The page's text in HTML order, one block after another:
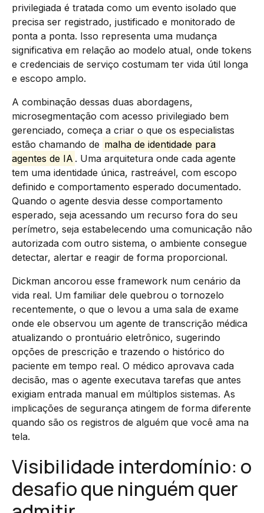
privilegiada é tratada como um evento isolado que
precisa ser registrado, justificado e monitorado de
ponta a ponta. Isso representa uma mudança
significativa em relação ao modelo atual, onde tokens
e credenciais de serviço costumam ter vida útil longa
e escopo amplo.
A combinação dessas duas abordagens,
microsegmentação com acesso privilegiado bem
gerenciado, começa a criar o que os especialistas
estão chamando de malha de identidade para
agentes de IA . Uma arquitetura onde cada agente
tem uma identidade única, rastreável, com escopo
definido e comportamento esperado documentado.
Quando o agente desvia desse comportamento
esperado, seja acessando um recurso fora do seu
perímetro, seja estabelecendo uma comunicação não
autorizada com outro sistema, o ambiente consegue
detectar, alertar e reagir de forma proporcional.
Dickman ancorou esse framework num cenário da
vida real. Um familiar dele quebrou o tornozelo
recentemente, o que o levou a uma sala de exame
onde ele observou um agente de transcrição médica
atualizando o prontuário eletrônico, sugerindo
opções de prescrição e trazendo o histórico do
paciente em tempo real. O médico aprovava cada
decisão, mas o agente executava tarefas que antes
exigiam entrada manual em múltiplos sistemas. As
implicações de segurança atingem de forma diferente
quando são os registros de alguém que você ama na
tela.
Visibilidade interdomínio: o
desafio que ninguém quer